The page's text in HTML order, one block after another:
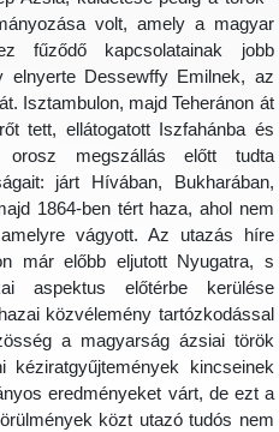
volt, amely a magyar
fűződő kapcsolatainak jobb
elnyerte Dessewffy Emilnek, az
Isztambulon, majd Teheránon át
tett, ellátogatott Iszfahánba és
megszállás előtt tudta
járt Hívában, Bukharában,
1864-ben tért haza, ahol nem
vágyott. Az utazás híre
már előbb eljutott Nyugatra, s
aspektus előtérbe kerülése
közvélemény tartózkodással
a magyarság ázsiai török
kéziratgyűjtemények kincseinek
eredményeket várt, de ezt a
közt utazó tudós nem